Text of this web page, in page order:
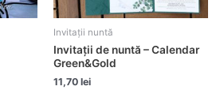
Invitații nuntă
Invitații de nuntă – Calendar
Green&Gold
11,70 lei